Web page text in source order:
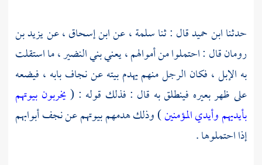
حدثناابن حميدقال : ثناسلمة، عنابن إسحاق، عنيزيد بن
رومانقال : احتملوا من أموالهم ، يعنيبني النضير ،ما استقلت
به الإبل ، فكان الرجل منهم يهدم بيته عن نجاف بابه ، فيضعه
على ظهر بعيره فينطلق به قال : فذلك قوله : (يخربون بيوتهم
بأيديهم وأيدي المؤمنين) وذلك هدمهم بيوتهم عن نجف أبوابهم
إذا احتملوها .